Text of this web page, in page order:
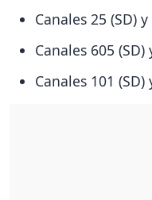
Canales 25 (SD)
Canales 605
Canales 101